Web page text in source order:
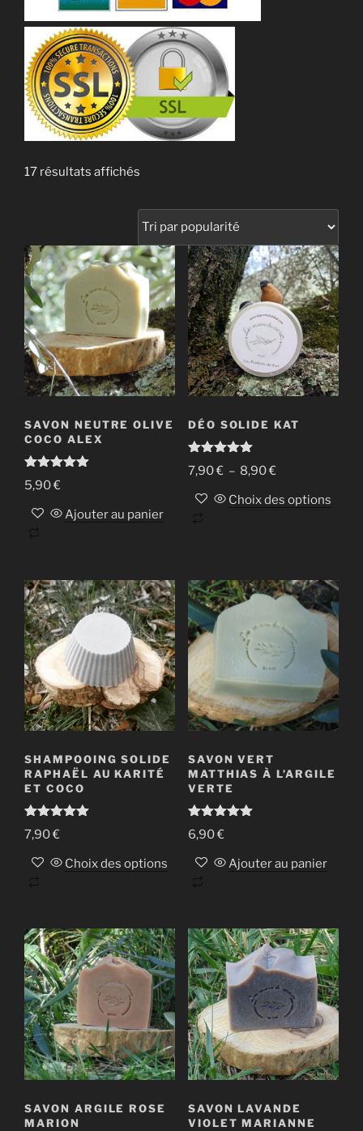
17 résultats affichés
popularité
SAVON NEUTRE OLIVE
COCO ALEX
Note 5.00
sur 5
5,90€
Ajouter au panier
DÉO SOLIDE KAT
Note5.00
sur 5
7,90€ – 8,90€Plage
prix :
Choix des options
plusieurs
variations.
Les
options
peuvent
être
choisies
sur
la
page
du
produit
SHAMPOOING SOLIDE
RAPHAËL AU KARITÉ
ET COCO
Note5.00
sur 5
7,90€
Choix des options
plusieurs
variations.
Les
options
peuvent
être
choisies
sur
page
SAVON VERT
MATTHIAS À L’ARGILE
VERTE
Note 5.00
sur 5
6,90€
Ajouter au panier
SAVON ARGILE ROSE
MARION
SAVON LAVANDE
VIOLET MARIANNE